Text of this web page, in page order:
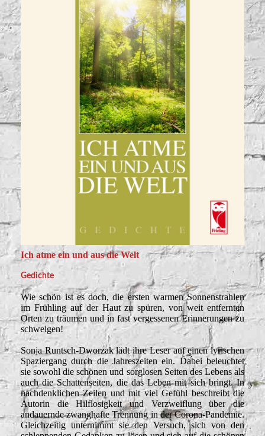
Ich atme ein und aus die Welt
Gedichte
Wie schön ist es doch, die ersten warmen Sonnenstrahlen
im Frühling auf der Haut zu spüren, von weit entfernten
Orten zu träumen und in fast vergessenen Erinnerungen zu
schwelgen!
Sonja Runtsch-Dworzak lädt ihre Leser auf einen lyrischen
Spaziergang durch die Jahreszeiten ein. Dabei beleuchtet
sie sowohl die schönen und sorglosen Seiten des Lebens als
auch die Schattenseiten, die das Leben mit sich bringt. In
nachdenklichen Zeilen und mit viel Gefühl beschreibt die
Autorin die Hilflosigkeit und Verzweiflung über die
andauernde zwanghafte Trennung in der Corona-Pandemie.
Gleichzeitig unternimmt sie den Versuch, sich von den